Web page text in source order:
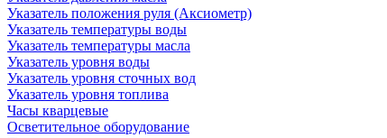
Указатель положения руля (Аксиометр)
Указатель температуры воды
Указатель температуры масла
Указатель уровня воды
Указатель уровня сточных вод
Указатель уровня топлива
Часы кварцевые
Осветительное оборудование